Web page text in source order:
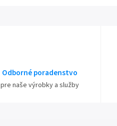
Odborné poradenstvo
pre naše výrobky a služby